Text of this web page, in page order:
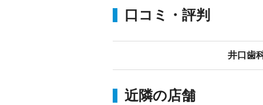
口コミ・評判
井口歯
近隣の店舗